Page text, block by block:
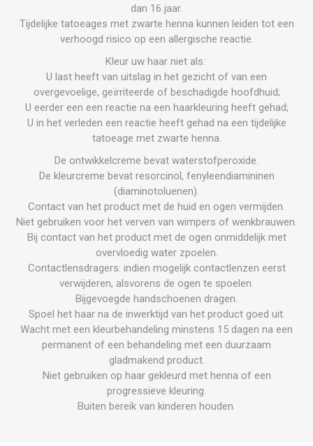
dan 16 jaar.
Tijdelijke tatoeages met zwarte henna kunnen leiden tot een
verhoogd risico op een allergische reactie.
Kleur uw haar niet als:
U last heeft van uitslag in het gezicht of van een
overgevoelige, geïrriteerde of beschadigde hoofdhuid;
U eerder een een reactie na een haarkleuring heeft gehad;
U in het verleden een reactie heeft gehad na een tijdelijke
tatoeage met zwarte henna.
De ontwikkelcreme bevat waterstofperoxide.
De kleurcreme bevat resorcinol, fenyleendiamininen
(diaminotoluenen).
Contact van het product met de huid en ogen vermijden.
Niet gebruiken voor het verven van wimpers of wenkbrauwen.
Bij contact van het product met de ogen onmiddelijk met
overvloedig water zpoelen.
Contactlensdragers: indien mogelijk contactlenzen eerst
verwijderen, alsvorens de ogen te spoelen.
Bijgevoegde handschoenen dragen.
Spoel het haar na de inwerktijd van het product goed uit.
Wacht met een kleurbehandeling minstens 15 dagen na een
permanent of een behandeling met een duurzaam
gladmakend product.
Niet gebruiken op haar gekleurd met henna of een
progressieve kleuring.
Buiten bereik van kinderen houden.